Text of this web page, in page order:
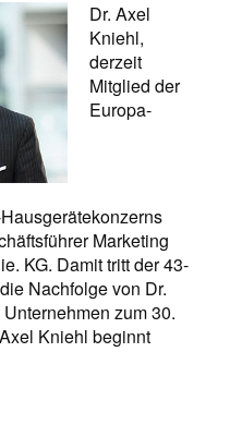
Dr. Axel
Kniehl,
derzeit
Mitglied der
Europa-
Marketing
KG. Damit tritt der 43-
Nachfolge von Dr.
zum 30.
Kniehl beginnt